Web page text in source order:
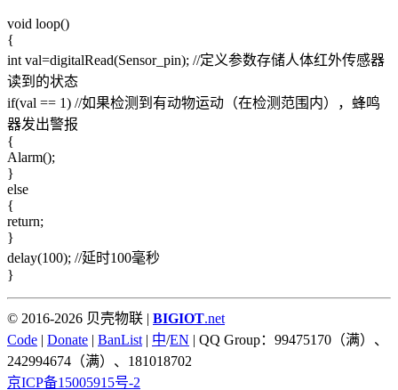
void loop()
{
int val=digitalRead(Sensor_pin); //定义参数存储人体红外传感器
读到的状态
if(val == 1) //如果检测到有动物运动（在检测范围内），蜂鸣
器发出警报
{
Alarm();
}
else
{
return;
}
delay(100); //延时100毫秒
}
© 2016-2026 贝壳物联 | BIGIOT.net
Code | Donate | BanList | 中/EN | QQ Group：99475170（满）、
242994674（满）、181018702
京ICP备15005915号-2